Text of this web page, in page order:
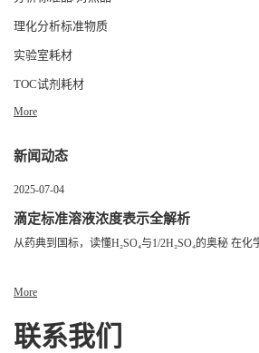
理化分析标准物质
实验室耗材
TOC试剂耗材
More
新闻动态
2025-07-04
滴定标准溶液浓度表示全解析
从药典到国标，读懂H₂SO₄与1/2H₂SO₄的奥秘 在化
More
联系我们